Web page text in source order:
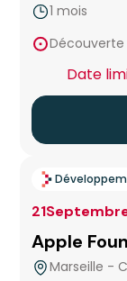
Grenoble
Hub
Lille
1 mois
Découverte
Date
21
Apple
Marseille -